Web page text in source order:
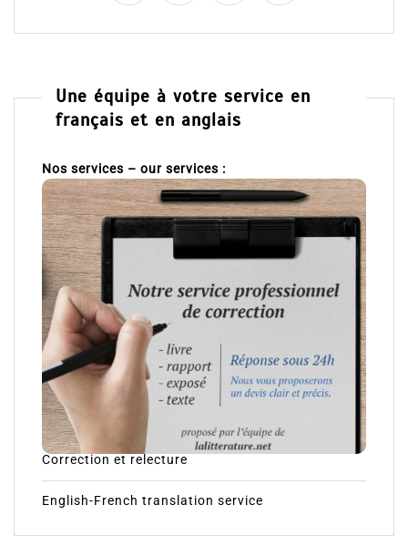
Une équipe à votre service en
français et en anglais
Nos services – our services :
Correction et relecture
English-French translation service